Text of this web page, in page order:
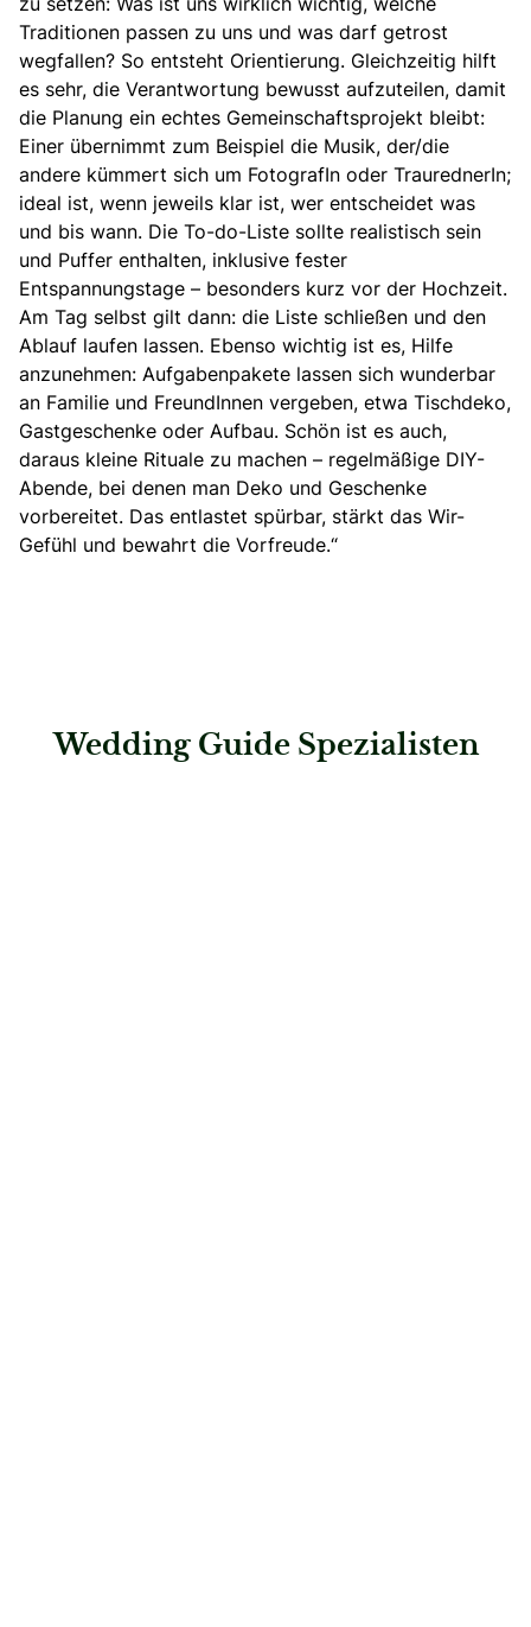
Traditionen passen zu uns und was darf getrost
wegfallen? So entsteht Orientierung. Gleichzeitig hilft
es sehr, die Verantwortung bewusst aufzuteilen, damit
die Planung ein echtes Gemeinschaftsprojekt bleibt:
Einer übernimmt zum Beispiel die Musik, der/die
andere kümmert sich um FotografIn oder TraurednerIn;
ideal ist, wenn jeweils klar ist, wer entscheidet was
und bis wann. Die To-do-Liste sollte realistisch sein
und Puffer enthalten, inklusive fester
Entspannungstage – besonders kurz vor der Hochzeit.
Am Tag selbst gilt dann: die Liste schließen und den
Ablauf laufen lassen. Ebenso wichtig ist es, Hilfe
anzunehmen: Aufgabenpakete lassen sich wunderbar
an Familie und FreundInnen vergeben, etwa Tischdeko,
Gastgeschenke oder Aufbau. Schön ist es auch,
daraus kleine Rituale zu machen – regelmäßige DIY-
Abende, bei denen man Deko und Geschenke
vorbereitet. Das entlastet spürbar, stärkt das Wir-
Gefühl und bewahrt die Vorfreude.“
Wedding Guide Spezialisten